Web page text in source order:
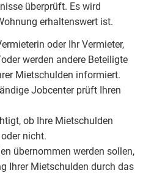
überprüft. Es wird
erhaltenswert ist.
oder Ihr Vermieter,
werden andere Beteiligte
Mietschulden informiert.
Jobcenter prüft Ihren
ob Ihre Mietschulden
nicht.
übernommen werden sollen,
Ihrer Mietschulden durch das